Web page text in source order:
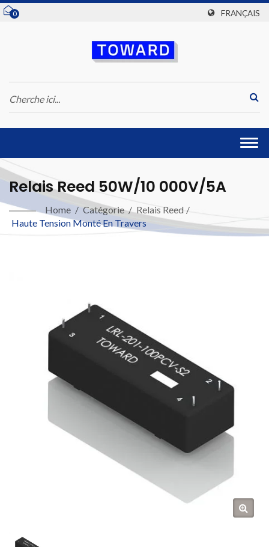
0 FRANÇAIS
Relais Reed 50W/10 000V/5A
Home / Catégorie / Relais Reed /
Haute Tension Monté En Travers